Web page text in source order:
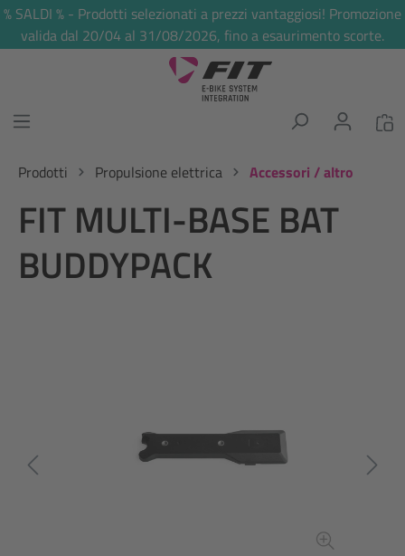
principale
% SALDI % - Prodotti selezionati a prezzi vantaggiosi! Promozione
valida dal 20/04 al 31/08/2026, fino a esaurimento scorte.
Prodotti Propulsione elettrica Accessori / altro
FIT MULTI-BASE BAT
BUDDYPACK